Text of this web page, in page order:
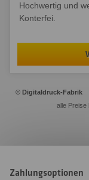
Hochwertig und
Konterfei.
© Digitaldruck-Fabrik
alle Preise
Zahlungsoptionen